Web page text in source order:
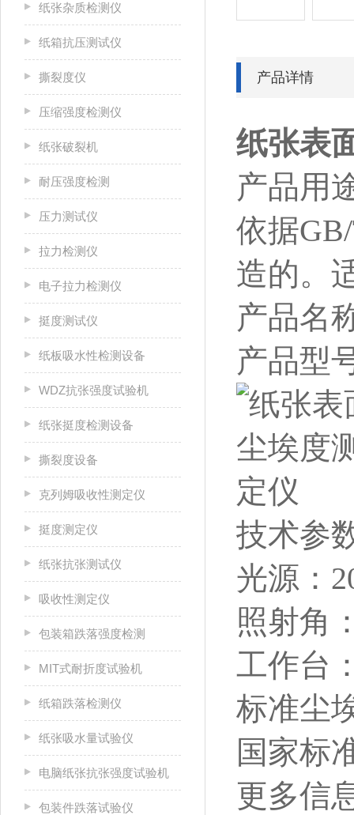
纸张杂质检测仪
纸箱抗压测试仪
撕裂度仪
压缩强度检测仪
纸张破裂机
耐压强度检测
压力测试仪
拉力检测仪
电子拉力检测仪
挺度测试仪
纸板吸水性检测设备
WDZ抗张强度试验机
纸张挺度检测设备
撕裂度设备
克列姆吸收性测定仪
挺度测定仪
纸张抗张测试仪
吸收性测定仪
包装箱跌落强度检测
MIT式耐折度试验机
纸箱跌落检测仪
纸张吸水量试验仪
电脑纸张抗张强度试验机
包装件跌落试验仪
产品详情
纸张表
产品用
依据
造的。
产品名
产品型
技术参
光源：
照射角
工作台
标准尘
国家标
更多信